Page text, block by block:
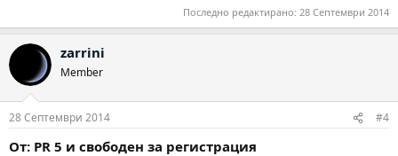
Последно редактирано: 28 Септември 2014
zarrini
Member
28 Септември 2014 #4
От: PR 5 и свободен за регистрация